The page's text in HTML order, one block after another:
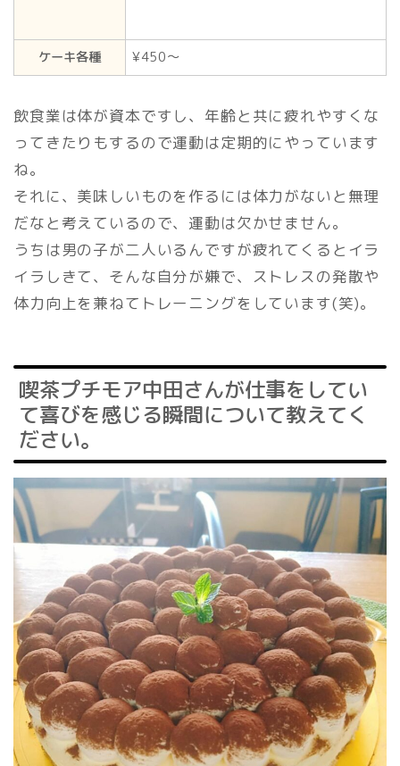
ケーキ各種 ¥450〜
飲食業は体が資本ですし、年齢と共に疲れやすくな
ってきたりもするので運動は定期的にやっています
ね。
それに、美味しいものを作るには体力がないと無理
だなと考えているので、運動は欠かせません。
うちは男の子が二人いるんですが疲れてくるとイラ
イラしきて、そんな自分が嫌で、ストレスの発散や
体力向上を兼ねてトレーニングをしています(笑)。
喫茶プチモア中田さんが仕事をしてい
て喜びを感じる瞬間について教えてく
ださい。